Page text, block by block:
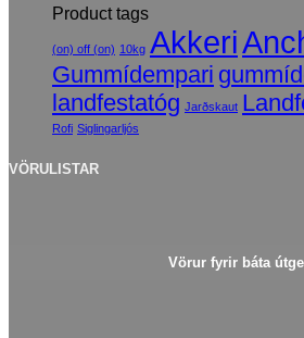
Product tags
(on) off (on) 10kg Akkeri
Gummídempari
landfestatóg Jarðskaut
Rofi Siglingarljós
VÖRULISTAR
Vörur fyrir báta